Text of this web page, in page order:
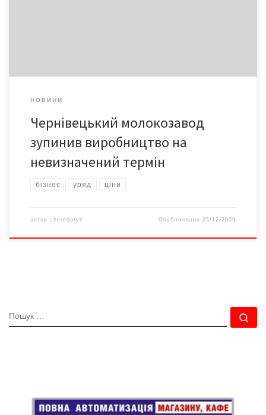
НОВИНИ
Чернівецький молокозавод
зупинив виробництво на
невизначений термін
бізнес уряд ціни
автор cheredaryk Опубліковано 25/12/2009
ПОШУК